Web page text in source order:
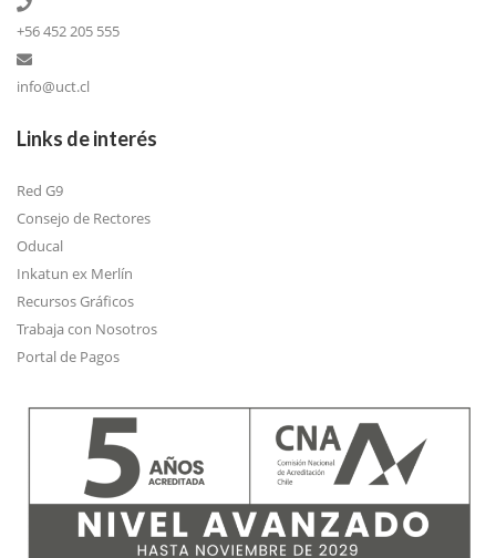
+56 452 205 555
info@uct.cl
Links de interés
Red G9
Consejo de Rectores
Oducal
Inkatun ex Merlín
Recursos Gráficos
Trabaja con Nosotros
Portal de Pagos